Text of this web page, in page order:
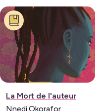
Livre:
La Mort de l'auteur
Nnedi Okorafor